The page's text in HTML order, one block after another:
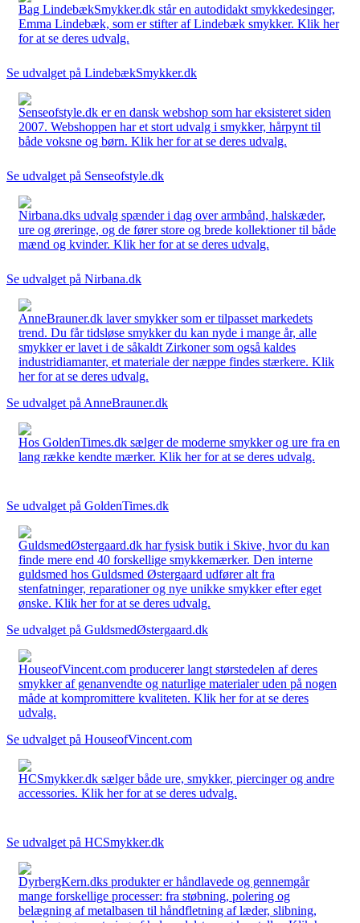
Bag LindebækSmykker.dk står en autodidakt smykkedesinger,
Emma Lindebæk, som er stifter af Lindebæk smykker. Klik her
for at se deres udvalg.
Se udvalget på LindebækSmykker.dk
Senseofstyle.dk er en dansk webshop som har eksisteret siden
2007. Webshoppen har et stort udvalg i smykker, hårpynt til
både voksne og børn. Klik her for at se deres udvalg.
Se udvalget på Senseofstyle.dk
Nirbana.dks udvalg spænder i dag over armbånd, halskæder,
ure og øreringe, og de fører store og brede kollektioner til både
mænd og kvinder. Klik her for at se deres udvalg.
Se udvalget på Nirbana.dk
AnneBrauner.dk laver smykker som er tilpasset markedets
trend. Du får tidsløse smykker du kan nyde i mange år, alle
smykker er lavet i de såkaldt Zirkoner som også kaldes
industridiamanter, et materiale der næppe findes stærkere. Klik
her for at se deres udvalg.
Se udvalget på AnneBrauner.dk
Hos GoldenTimes.dk sælger de moderne smykker og ure fra en
lang række kendte mærker. Klik her for at se deres udvalg.
Se udvalget på GoldenTimes.dk
GuldsmedØstergaard.dk har fysisk butik i Skive, hvor du kan
finde mere end 40 forskellige smykkemærker. Den interne
guldsmed hos Guldsmed Østergaard udfører alt fra
stenfatninger, reparationer og nye unikke smykker efter eget
ønske. Klik her for at se deres udvalg.
Se udvalget på GuldsmedØstergaard.dk
HouseofVincent.com producerer langt størstedelen af deres
smykker af genanvendte og naturlige materialer uden på nogen
måde at kompromittere kvaliteten. Klik her for at se deres
udvalg.
Se udvalget på HouseofVincent.com
HCSmykker.dk sælger både ure, smykker, piercinger og andre
accessories. Klik her for at se deres udvalg.
Se udvalget på HCSmykker.dk
DyrbergKern.dks produkter er håndlavede og gennemgår
mange forskellige processer: fra støbning, polering og
belægning af metalbasen til håndfletning af læder, slibning,